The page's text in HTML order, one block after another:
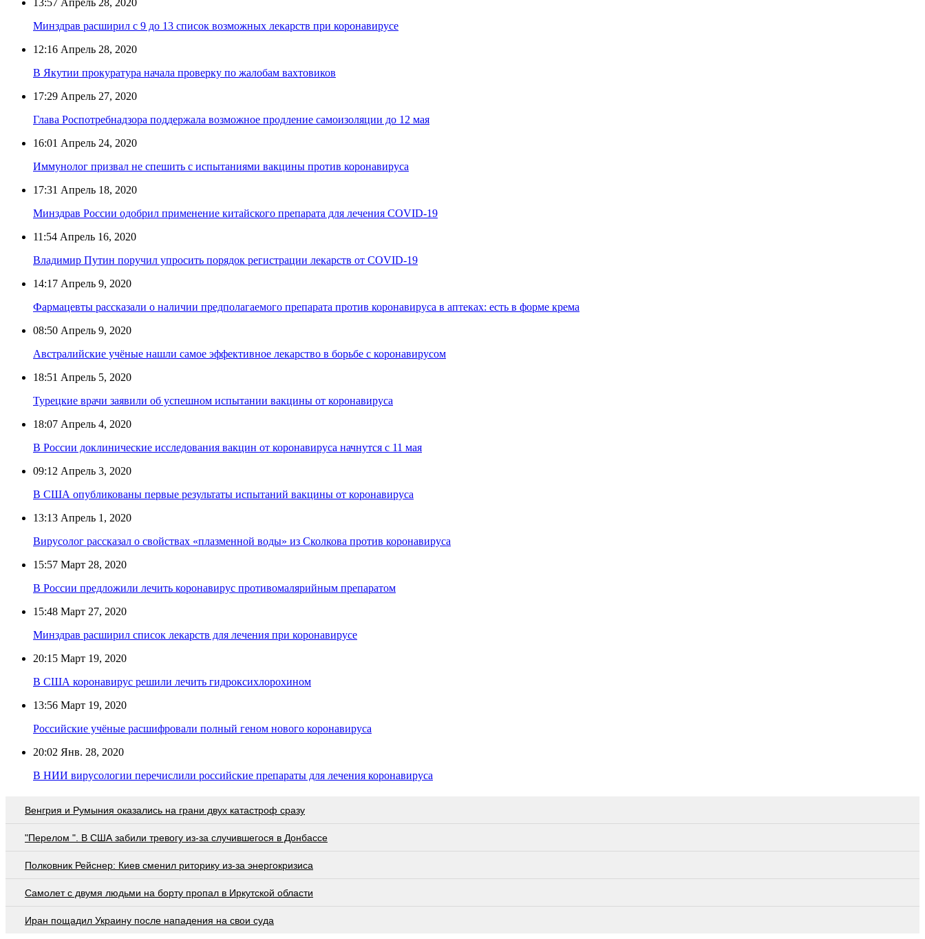
Минздрав расширил с 9 до 13 список возможных лекарств при коронавирусе
12:16 Апрель 28, 2020
В Якутии прокуратура начала проверку по жалобам вахтовиков
17:29 Апрель 27, 2020
Глава Роспотребнадзора поддержала возможное продление самоизоляции до 12 мая
16:01 Апрель 24, 2020
Иммунолог призвал не спешить с испытаниями вакцины против коронавируса
17:31 Апрель 18, 2020
Минздрав России одобрил применение китайского препарата для лечения COVID-19
11:54 Апрель 16, 2020
Владимир Путин поручил упросить порядок регистрации лекарств от COVID-19
14:17 Апрель 9, 2020
Фармацевты рассказали о наличии предполагаемого препарата против коронавируса в аптеках: есть в форме крема
08:50 Апрель 9, 2020
Австралийские учёные нашли самое эффективное лекарство в борьбе с коронавирусом
18:51 Апрель 5, 2020
Турецкие врачи заявили об успешном испытании вакцины от коронавируса
18:07 Апрель 4, 2020
В России доклинические исследования вакцин от коронавируса начнутся с 11 мая
09:12 Апрель 3, 2020
В США опубликованы первые результаты испытаний вакцины от коронавируса
13:13 Апрель 1, 2020
Вирусолог рассказал о свойствах «плазменной воды» из Сколкова против коронавируса
15:57 Март 28, 2020
В России предложили лечить коронавирус противомалярийным препаратом
15:48 Март 27, 2020
Минздрав расширил список лекарств для лечения при коронавирусе
20:15 Март 19, 2020
В США коронавирус решили лечить гидроксихлорохином
13:56 Март 19, 2020
Российские учёные расшифровали полный геном нового коронавируса
20:02 Янв. 28, 2020
В НИИ вирусологии перечислили российские препараты для лечения коронавируса
Венгрия и Румыния оказались на грани двух катастроф сразу
"Перелом ". В США забили тревогу из-за случившегося в Донбассе
Полковник Рейснер: Киев сменил риторику из-за энергокризиса
Самолет с двумя людьми на борту пропал в Иркутской области
Иран пощадил Украину после нападения на свои суда